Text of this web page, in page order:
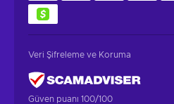
Veri Şifreleme ve Koruma
Güven puanı 100/100